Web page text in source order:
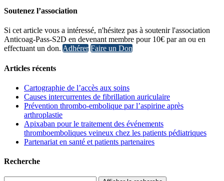
Soutenez l’association
Si cet article vous a intéressé, n'hésitez pas à soutenir l'association
Anticoag-Pass-S2D en devenant membre pour 10€ par an ou en
effectuant un don. Adhérer Faire un Don
Articles récents
Cartographie de l’accès aux soins
Causes intercurrentes de fibrillation auriculaire
Prévention thrombo-embolique par l’aspirine après
arthroplastie
Apixaban pour le traitement des événements
thromboemboliques veineux chez les patients pédiatriques
Partenariat en santé et patients partenaires
Recherche